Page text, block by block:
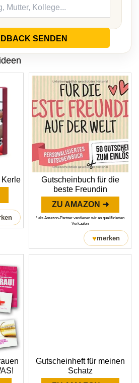
SENDEN
Kerle
Gutscheinbuch für die
beste Freundin
ZU AMAZON ➜
* als Amazon-Partner verdienen wir an qualifizierten
Verkäufen
♥merken
Gutscheinheft für meinen
Schatz